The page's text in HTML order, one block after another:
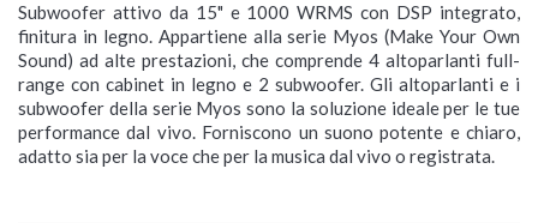
Subwoofer attivo da 15" e 1000 WRMS con DSP integrato,
finitura in legno. Appartiene alla serie Myos (Make Your Own
Sound) ad alte prestazioni, che comprende 4 altoparlanti full-
range con cabinet in legno e 2 subwoofer. Gli altoparlanti e i
subwoofer della serie Myos sono la soluzione ideale per le tue
performance dal vivo. Forniscono un suono potente e chiaro,
adatto sia per la voce che per la musica dal vivo o registrata.